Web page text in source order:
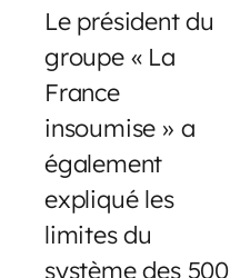
Le président du
groupe « La
France
insoumise » a
également
expliqué les
limites du
système des 500